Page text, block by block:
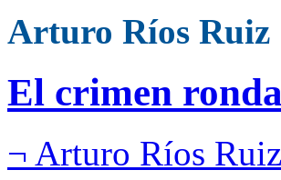
Arturo Ríos Ruiz
El crimen
¬ Arturo Ríos Ruiz